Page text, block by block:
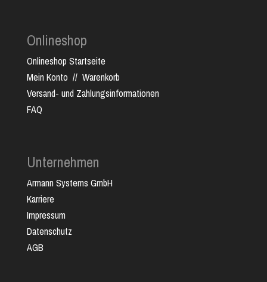
Onlineshop
Onlineshop Startseite
Mein Konto // Warenkorb
Versand- und Zahlungsinformationen
FAQ
Unternehmen
Armann Systems GmbH
Karriere
Impressum
Datenschutz
AGB